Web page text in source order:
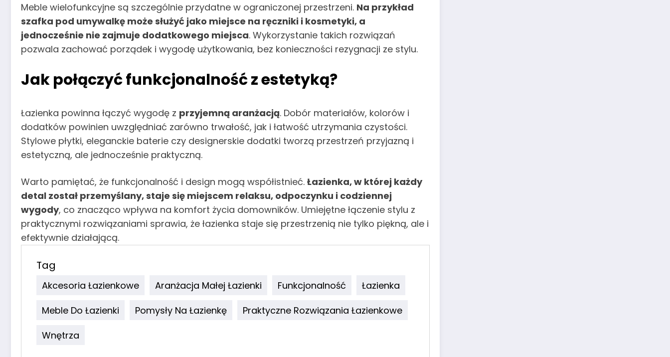
Meble wielofunkcyjne są szczególnie przydatne w ograniczonej przestrzeni. Na przykład
szafka pod umywalkę może służyć jako miejsce na ręczniki i kosmetyki, a
jednocześnie nie zajmuje dodatkowego miejsca. Wykorzystanie takich rozwiązań
pozwala zachować porządek i wygodę użytkowania, bez konieczności rezygnacji ze stylu.
Jak połączyć funkcjonalność z estetyką?
Łazienka powinna łączyć wygodę z przyjemną aranżacją. Dobór materiałów, kolorów i
dodatków powinien uwzględniać zarówno trwałość, jak i łatwość utrzymania czystości.
Stylowe płytki, eleganckie baterie czy designerskie dodatki tworzą przestrzeń przyjazną i
estetyczną, ale jednocześnie praktyczną.
Warto pamiętać, że funkcjonalność i design mogą współistnieć. Łazienka, w której każdy
detal został przemyślany, staje się miejscem relaksu, odpoczynku i codziennej
wygody, co znacząco wpływa na komfort życia domowników. Umiejętne łączenie stylu z
praktycznymi rozwiązaniami sprawia, że łazienka staje się przestrzenią nie tylko piękną, ale i
efektywnie działającą.
Tag
Akcesoria Łazienkowe Aranżacja Małej Łazienki Funkcjonalność
Łazienka
Meble Do Łazienki
Pomysły Na Łazienkę
Praktyczne Rozwiązania Łazienkowe
Wnętrza